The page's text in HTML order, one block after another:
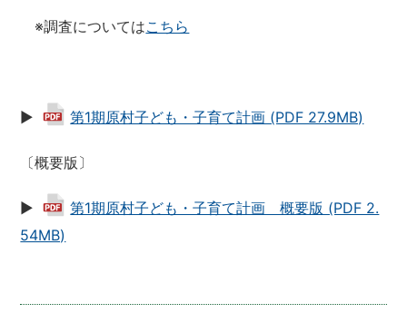
※調査についてはこちら
▶ 第1期原村子ども・子育て計画 (PDF 27.9MB)
〔概要版〕
▶
第1期原村子ども・子育て計画 概要版 (PDF 2.
54MB)